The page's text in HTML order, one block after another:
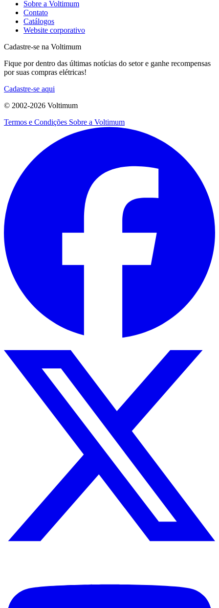
Sobre a Voltimum
Contato
Catálogos
Website corporativo
Cadastre-se na Voltimum
Fique por dentro das últimas notícias do setor e ganhe recompensas
por suas compras elétricas!
Cadastre-se aqui
© 2002-2026 Voltimum
Termos e Condições Sobre a Voltimum